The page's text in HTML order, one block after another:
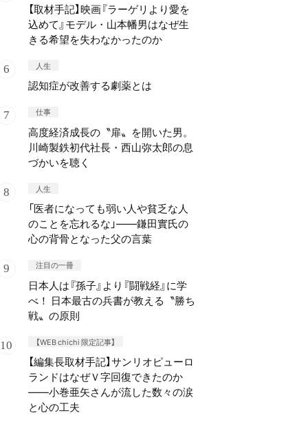
【取材手記】映画『ラーゲリより愛を
込めて』モデル・山本幡男はなぜ生
きる希望を失わなかったのか
人生
認知症が改善する劇薬とは
仕事
高度経済成長の〝扉〟を開いた男。
川崎製鉄初代社長・西山弥太郎の息
づかいを聴く
人生
「医者になっても弱い人や貧乏な人
のことを忘れるな」——鎌田實氏の
心の背骨となった父の言葉
注目の一冊
日本人は『孫子』より『闘戦経』に学
べ！ 日本最古の兵書が教える〝勝ち
戦〟の原則
【WEB chichi 限定記事】
【編集長取材手記】サンリオピューロ
ランドはなぜＶ字回復できたのか
——小巻亜矢さんが流した数々の涙
と心の工夫